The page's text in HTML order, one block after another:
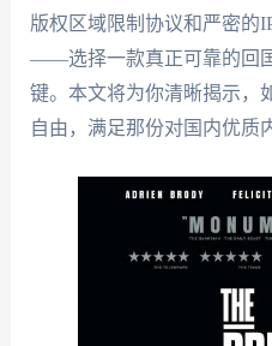
版权区域限制协议和严密的
——选择一款真正可靠的回
键。本文将为你清晰揭示，
自由，满足那份对国内优质